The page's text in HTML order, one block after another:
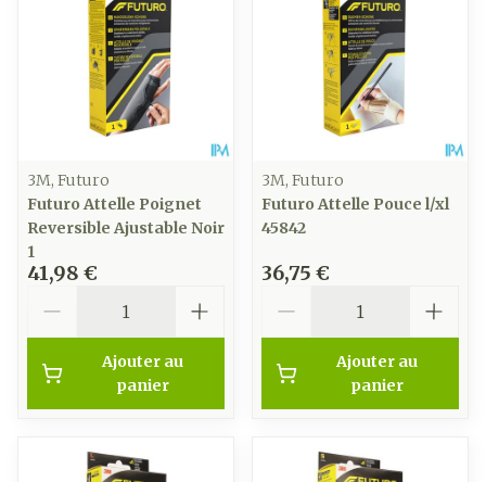
3M, Futuro
Futuro Attelle Poignet
Reversible Ajustable Noir
1
41,98 €
Ajouter au
panier
3M, Futuro
Futuro Attelle Pouce l/xl
45842
36,75 €
Ajouter au
panier